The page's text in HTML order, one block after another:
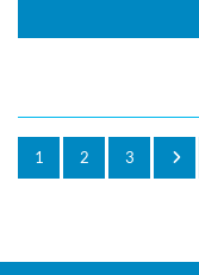
1 2 3